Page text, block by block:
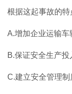
根据这起事故的特
A.增加企业运输车
B.保证安全生产投
C.建立安全管理